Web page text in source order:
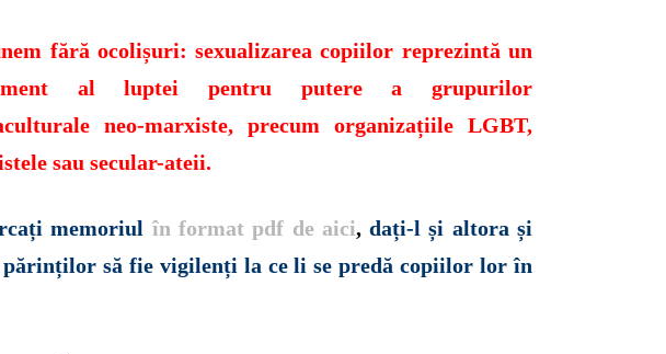
fără ocolișuri: sexualizarea copiilor reprezintă un
al luptei pentru putere a grupurilor
neo-marxiste, precum organizațiile LGBT,
sau secular-ateii.
memoriul în format pdf de aici,dați-l și altora și
să fie vigilenți la ce li se predă copiilor lor în